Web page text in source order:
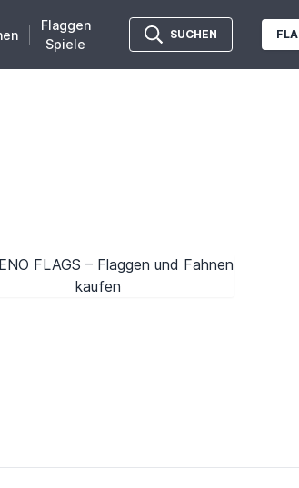
Flaggen
Spiele
SUCHEN